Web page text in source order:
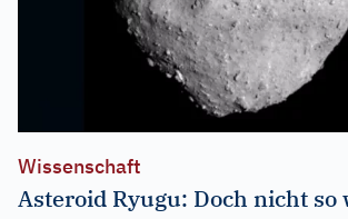
Wissenschaft
Asteroid Ryugu: Doch nicht so